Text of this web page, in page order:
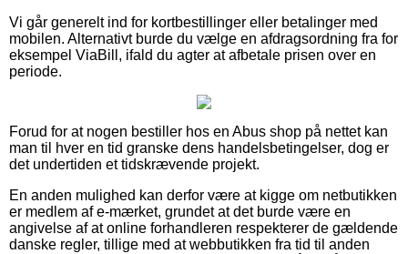
Vi går generelt ind for kortbestillinger eller betalinger med
mobilen. Alternativt burde du vælge en afdragsordning fra for
eksempel ViaBill, ifald du agter at afbetale prisen over en
periode.
Forud for at nogen bestiller hos en Abus shop på nettet kan
man til hver en tid granske dens handelsbetingelser, dog er
det undertiden et tidskrævende projekt.
En anden mulighed kan derfor være at kigge om netbutikken
er medlem af e-mærket, grundet at det burde være en
angivelse af at online forhandleren respekterer de gældende
danske regler, tillige med at webbutikken fra tid til anden